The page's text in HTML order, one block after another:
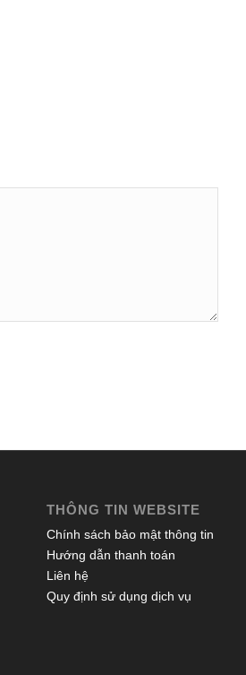
THÔNG TIN WEBSITE
Chính sách bảo mật thông tin
Hướng dẫn thanh toán
Liên hệ
Quy định sử dụng dịch vụ